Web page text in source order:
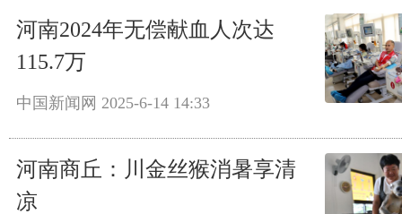
河南2024年无偿献血人次达
115.7万
中国新闻网 2025-6-14 14:33
河南商丘：川金丝猴消暑享清
凉